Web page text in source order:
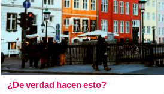
¿De verdad hacen esto?